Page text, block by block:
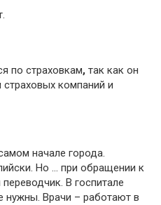
по страховкам, так как он
компаний и
начале города.
Но … при обращении к
В госпитале
нужны. Врачи – работают в